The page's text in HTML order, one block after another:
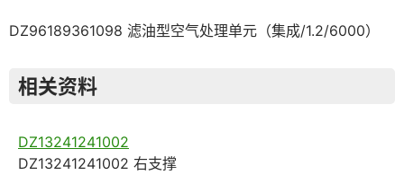
DZ96189361098 滤油型空气处理单元（集成/1.2/6000）
相关资料
DZ13241241002
DZ13241241002 右支撑